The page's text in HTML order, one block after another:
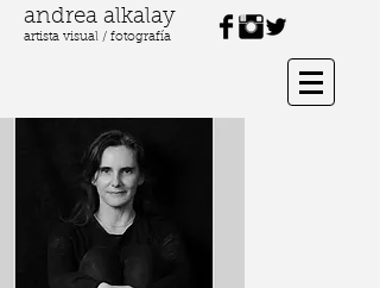
andrea alkalay
artista visual / fotografía